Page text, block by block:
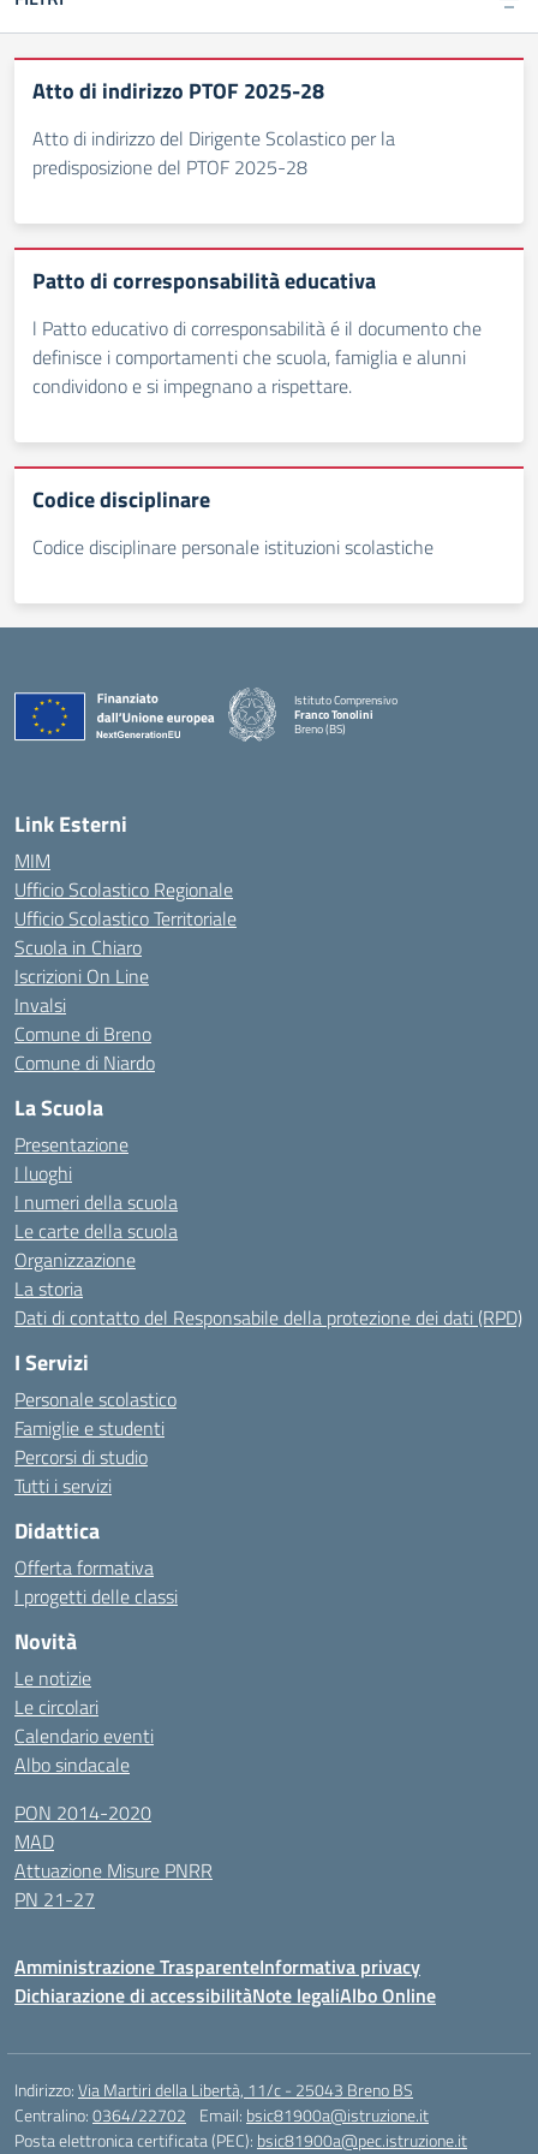
Atto di indirizzo PTOF 2025-28
Atto di indirizzo del Dirigente Scolastico per la
predisposizione del PTOF 2025-28
Patto di corresponsabilità educativa
l Patto educativo di corresponsabilità é il documento che
definisce i comportamenti che scuola, famiglia e alunni
condividono e si impegnano a rispettare.
Codice disciplinare
Codice disciplinare personale istituzioni scolastiche
Istituto Comprensivo
Franco Tonolini
Breno (BS)
Link Esterni
MIM
Ufficio Scolastico Regionale
Ufficio Scolastico Territoriale
Scuola in Chiaro
Iscrizioni On Line
Invalsi
Comune di Breno
Comune di Niardo
La Scuola
Presentazione
I luoghi
I numeri della scuola
Le carte della scuola
Organizzazione
La storia
Dati di contatto del Responsabile della protezione dei dati (RPD)
I Servizi
Personale scolastico
Famiglie e studenti
Percorsi di studio
Tutti i servizi
Didattica
Offerta formativa
I progetti delle classi
Novità
Le notizie
Le circolari
Calendario eventi
Albo sindacale
PON 2014-2020
MAD
Attuazione Misure PNRR
PN 21-27
Amministrazione TrasparenteInformativa privacy
Dichiarazione di accessibilitàNote legaliAlbo Online
Indirizzo:Via Martiri della Libertà, 11/c - 25043 Breno BS
Centralino:0364/22702 Email: bsic81900a@istruzione.it
Posta elettronica certificata (PEC): bsic81900a@pec.istruzione.it